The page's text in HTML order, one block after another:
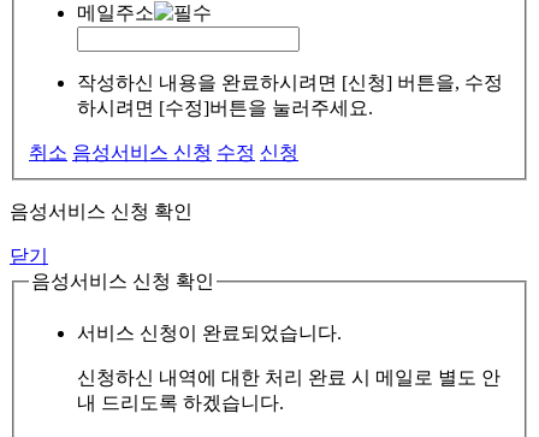
메일주소
작성하신 내용을 완료하시려면 [신청] 버튼을, 수정
하시려면 [수정]버튼을 눌러주세요.
취소 음성서비스 신청 수정 신청
음성서비스 신청 확인
닫기
음성서비스 신청 확인
서비스 신청이 완료되었습니다.
신청하신 내역에 대한 처리 완료 시 메일로 별도 안
내 드리도록 하겠습니다.